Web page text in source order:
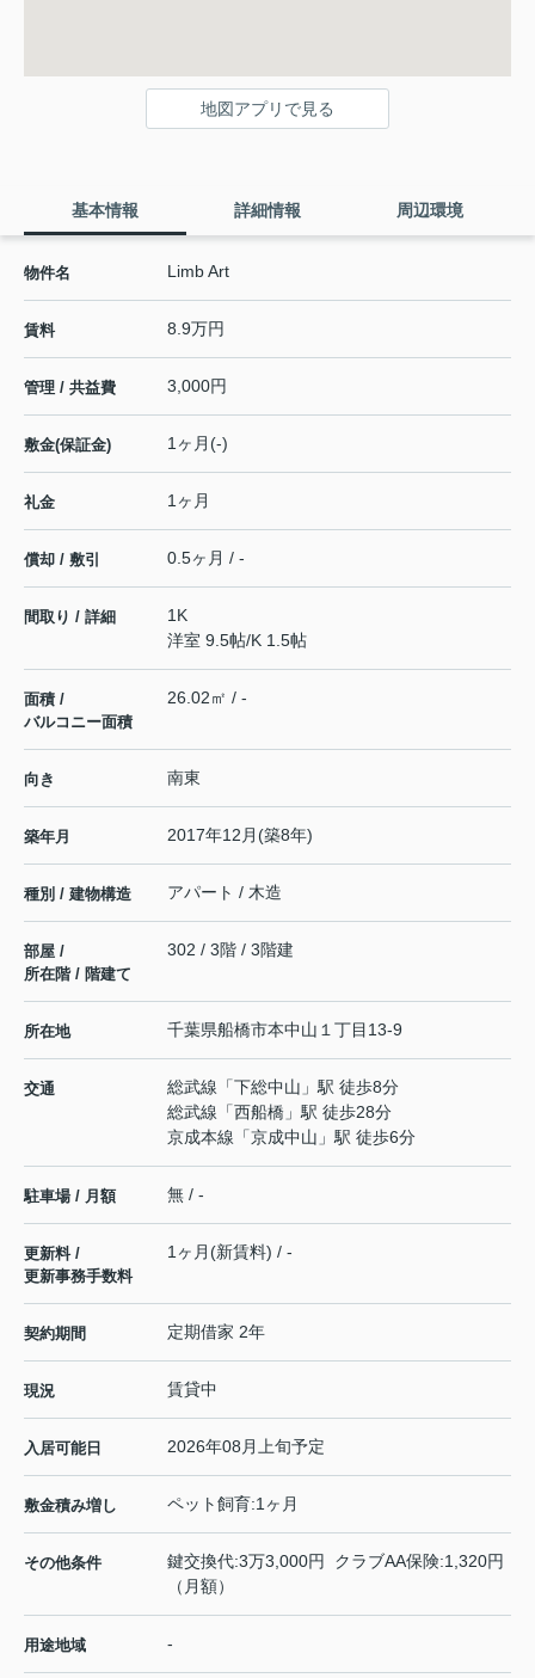
地図アプリで見る
基本情報 詳細情報 周辺環境
物件名 Limb Art
賃料 8.9万円
管理 / 共益費 3,000円
敷金(保証金) 1ヶ月(-)
礼金 1ヶ月
償却 / 敷引 0.5ヶ月 / -
間取り / 詳細
1K
洋室 9.5帖/K 1.5帖
面積 /
バルコニー面積
26.02㎡ / -
向き 南東
築年月 2017年12月(築8年)
種別 / 建物構造 アパート / 木造
部屋 /
所在階 / 階建て
302 / 3階 / 3階建
所在地 千葉県船橋市本中山 １丁目13-9
交通 総武線 「下総中山 」駅 徒歩8分
総武線 「西船橋 」駅 徒歩28分
京成本線 「京成中山 」駅 徒歩6分
駐車場 / 月額 無 / -
更新料 /
更新事務手数料
1ヶ月(新賃料) / -
契約期間 定期借家 2年
現況 賃貸中
入居可能日 2026年08月上旬予定
敷金積み増し ペット飼育:1ヶ月
その他条件
鍵交換代:3万3,000円 クラブAA保険:1,320円
（月額）
用途地域 -